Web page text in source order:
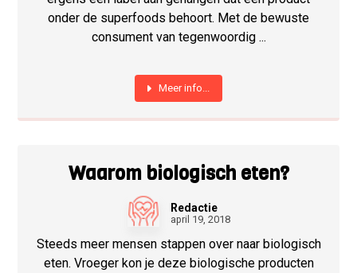
onder de superfoods behoort. Met de bewuste
consument van tegenwoordig ...
Meer info...
Waarom biologisch eten?
Redactie
april 19, 2018
Steeds meer mensen stappen over naar biologisch
eten. Vroeger kon je deze biologische producten